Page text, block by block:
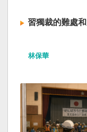
習獨裁的難處
林保華